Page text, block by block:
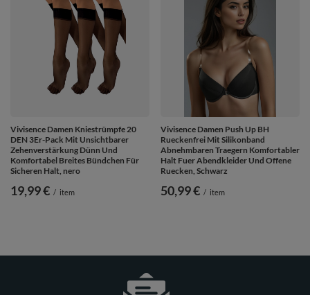
Vivisence Damen Kniestrümpfe 20
DEN 3Er-Pack Mit Unsichtbarer
Zehenverstärkung Dünn Und
Komfortabel Breites Bündchen Für
Sicheren Halt, nero
19,99 € / item
Vivisence Damen Push Up BH
Rueckenfrei Mit Silikonband
Abnehmbaren Traegern Komfortabler
Halt Fuer Abendkleider Und Offene
Ruecken, Schwarz
50,99 € / item